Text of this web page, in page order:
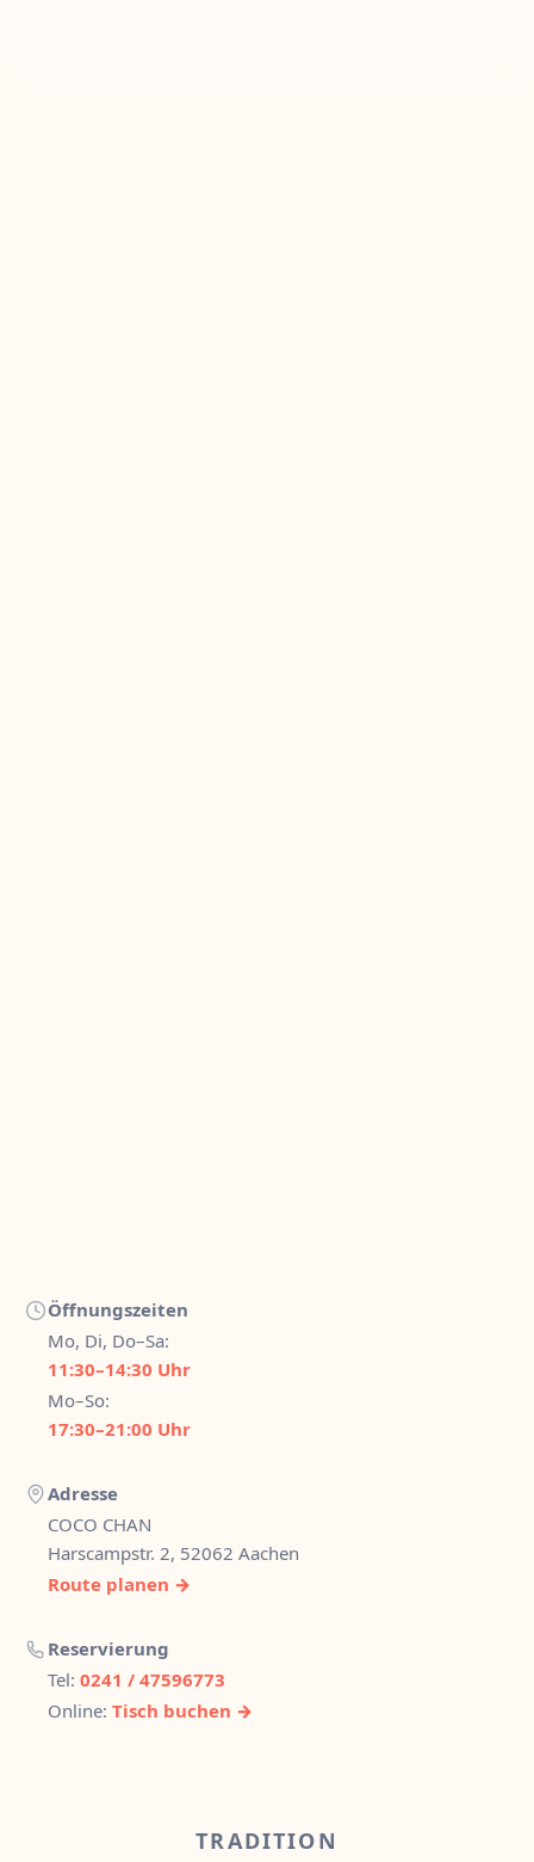
Öffnungszeiten
Mo, Di, Do–Sa:
11:30–14:30 Uhr
Mo–So:
17:30–21:00 Uhr
Adresse
COCO CHAN
Harscampstr. 2, 52062 Aachen
Route planen →
Reservierung
Tel: 0241 / 47596773
Online: Tisch buchen →
TRADITION